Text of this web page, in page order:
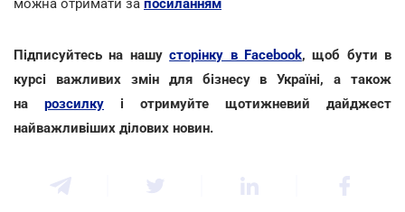
можна отримати за посиланням
Підписуйтесь на нашусторінку в Facebook, щоб бути в
курсі важливих змін для бізнесу в Україні, а також
на розсилку і отримуйте щотижневий дайджест
найважливіших ділових новин.